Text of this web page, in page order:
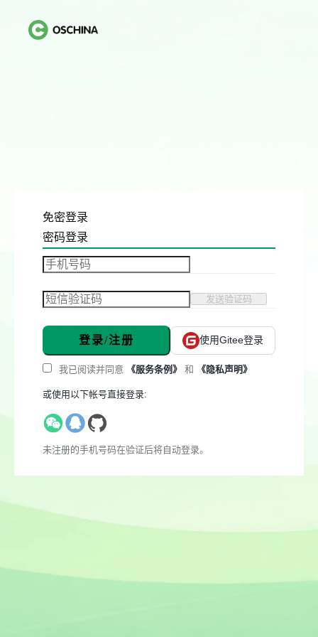
免密登录
密码登录
发送验证码
登录/注册 使用Gitee登录
我已阅读并同意 《服务条例》 和 《隐私声明》
或使用以下帐号直接登录:
未注册的手机号码在验证后将自动登录。